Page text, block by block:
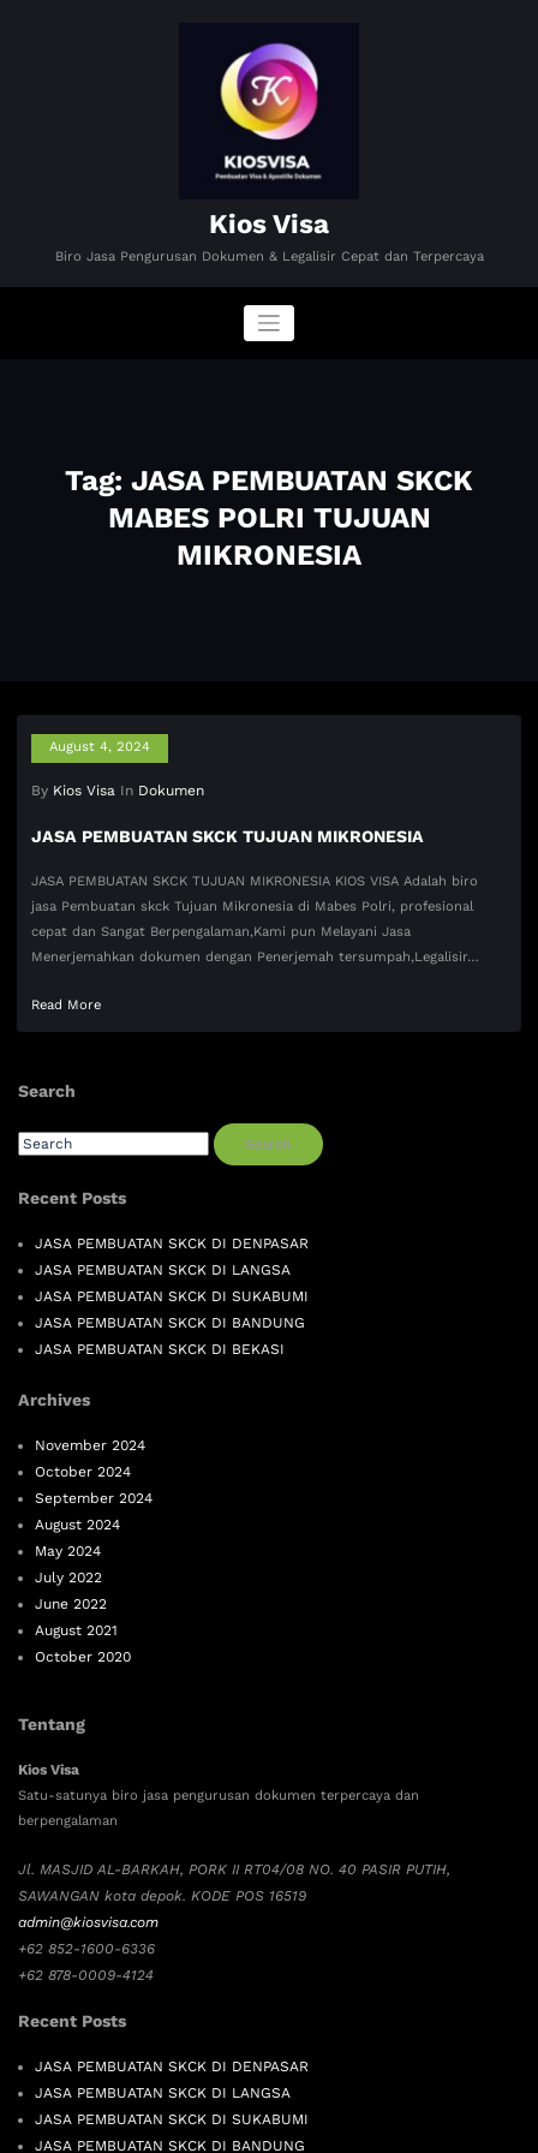
Kios Visa
Biro Jasa Pengurusan Dokumen & Legalisir Cepat dan Terpercaya
Tag: JASA PEMBUATAN SKCK
MABES POLRI TUJUAN
MIKRONESIA
August 4, 2024
By Kios Visa In Dokumen
JASA PEMBUATAN SKCK TUJUAN MIKRONESIA
JASA PEMBUATAN SKCK TUJUAN MIKRONESIA KIOS VISA Adalah biro
jasa Pembuatan skck Tujuan Mikronesia di Mabes Polri, profesional
cepat dan Sangat Berpengalaman,Kami pun Melayani Jasa
Menerjemahkan dokumen dengan Penerjemah tersumpah,Legalisir…
Read More
Search
Search
Recent Posts
JASA PEMBUATAN SKCK DI DENPASAR
JASA PEMBUATAN SKCK DI LANGSA
JASA PEMBUATAN SKCK DI SUKABUMI
JASA PEMBUATAN SKCK DI BANDUNG
JASA PEMBUATAN SKCK DI BEKASI
Archives
November 2024
October 2024
September 2024
August 2024
May 2024
July 2022
June 2022
August 2021
October 2020
Tentang
Kios Visa
Satu-satunya biro jasa pengurusan dokumen terpercaya dan
berpengalaman
Jl. MASJID AL-BARKAH, PORK II RT04/08 NO. 40 PASIR PUTIH,
SAWANGAN kota depok. KODE POS 16519
admin@kiosvisa.com
+62 852-1600-6336
+62 878-0009-4124
Recent Posts
JASA PEMBUATAN SKCK DI DENPASAR
JASA PEMBUATAN SKCK DI LANGSA
JASA PEMBUATAN SKCK DI SUKABUMI
JASA PEMBUATAN SKCK DI BANDUNG